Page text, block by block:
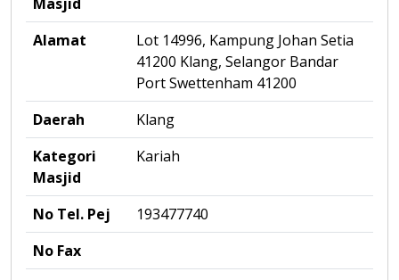
Alamat
Lot 14996, Kampung Johan Setia
41200 Klang, Selangor Bandar
Port Swettenham 41200
Daerah
Klang
Kategori
Masjid
Kariah
No Tel. Pej
193477740
No Fax